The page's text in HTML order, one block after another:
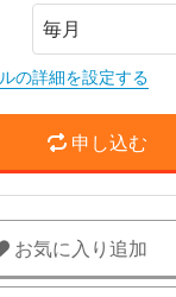
の詳細を設定する
申し込む
お気に入り追加